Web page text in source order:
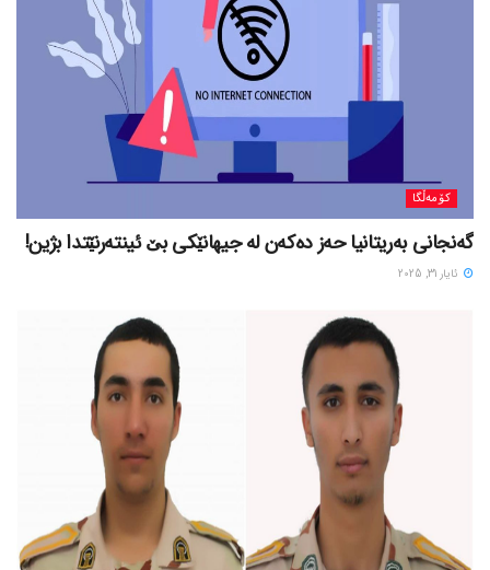
کۆمەڵگا
گەنجانی بەریتانیا حەز دەکەن لە جیهانێکی بێ ئینتەرنێتدا بژین!
ئایار 31, 2025